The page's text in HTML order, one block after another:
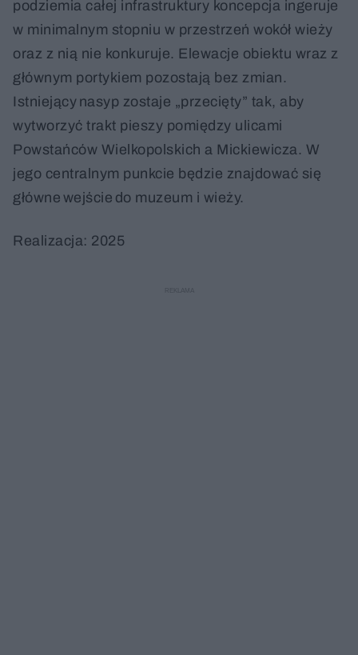
podziemia całej infrastruktury koncepcja ingeruje
w minimalnym stopniu w przestrzeń wokół wieży
oraz z nią nie konkuruje. Elewacje obiektu wraz z
głównym portykiem pozostają bez zmian.
Istniejący nasyp zostaje „przecięty” tak, aby
wytworzyć trakt pieszy pomiędzy ulicami
Powstańców Wielkopolskich a Mickiewicza. W
jego centralnym punkcie będzie znajdować się
główne wejście do muzeum i wieży.
Realizacja: 2025